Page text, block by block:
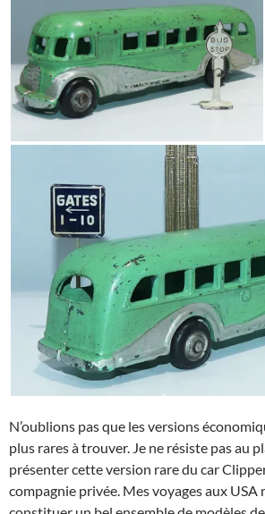
N’oublions pas que les versions
plus rares à trouver. Je ne résiste pas au
présenter cette version rare du car
compagnie privée. Mes voyages aux USA